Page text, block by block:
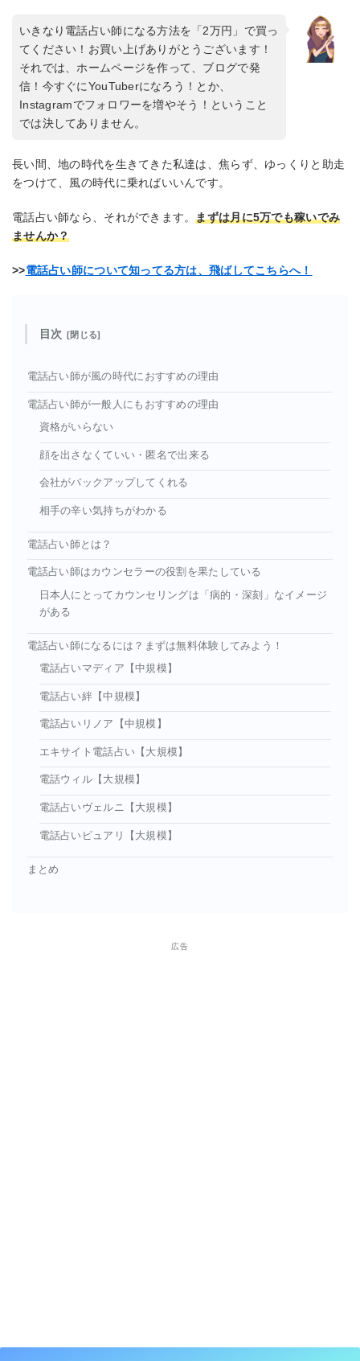
いきなり電話占い師になる方法を「2万円」で買っ
てください！お買い上げありがとうございます！
それでは、ホームページを作って、ブログで発
信！今すぐにYouTuberになろう！とか、
Instagramでフォロワーを増やそう！ということ
では決してありません。
長い間、地の時代を生きてきた私達は、焦らず、ゆっくりと助走
をつけて、風の時代に乗ればいいんです。
電話占い師なら、それができます。まずは月に5万でも稼いでみ
ませんか？
>>電話占い師について知ってる方は、飛ばしてこちらへ！
目次
電話占い師が風の時代におすすめの理由
電話占い師が一般人にもおすすめの理由
資格がいらない
顔を出さなくていい・匿名で出来る
会社がバックアップしてくれる
相手の辛い気持ちがわかる
電話占い師とは？
電話占い師はカウンセラーの役割を果たしている
日本人にとってカウンセリングは「病的・深刻」なイメージ
がある
電話占い師になるには？まずは無料体験してみよう！
電話占いマディア【中規模】
電話占い絆【中規模】
電話占いリノア【中規模】
エキサイト電話占い【大規模】
電話ウィル【大規模】
電話占いヴェルニ【大規模】
電話占いピュアリ【大規模】
まとめ
広告